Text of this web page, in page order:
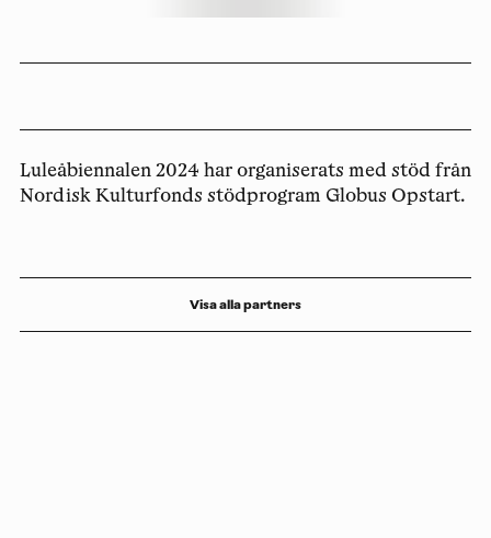
Luleåbiennalen 2024 har organiserats med stöd från
Nordisk Kulturfonds stödprogram Globus Opstart.
Visa alla partners